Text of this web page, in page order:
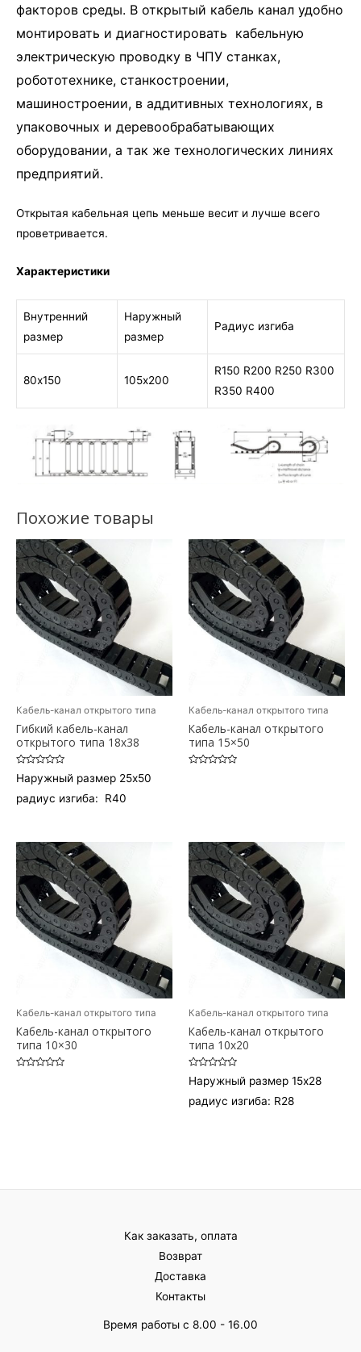
факторов среды. В открытый кабель канал удобно
монтировать и диагностировать кабельную
электрическую проводку в ЧПУ станках,
робототехнике, станкостроении,
машиностроении, в аддитивных технологиях, в
упаковочных и деревообрабатывающих
оборудовании, а так же технологических линиях
предприятий.
Открытая кабельная цепь меньше весит и лучше всего
проветривается.
Характеристики
Внутренний
размер
Наружный
размер
Радиус изгиба
80х150 105х200
R150 R200 R250 R300
R350 R400
Похожие товары
Кабель-канал открытого типа
Гибкий кабель-канал
открытого типа 18х38
Оценка
0
5
Наружный размер 25х50
радиус изгиба: R40
Кабель-канал открытого типа
Кабель-канал открытого
типа 15×50
Кабель-канал открытого типа
Кабель-канал открытого
типа 10×30
Кабель-канал открытого типа
Кабель-канал открытого
типа 10х20
Оценка
0
5
Наружный размер 15х28
радиус изгиба: R28
Как заказать, оплата
Возврат
Доставка
Контакты
Время работы с 8.00 - 16.00